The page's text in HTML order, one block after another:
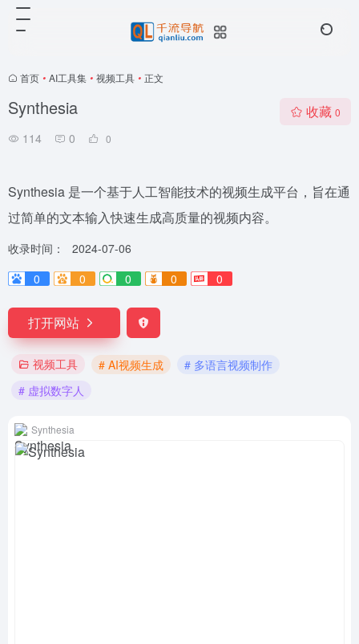
首页 • AI工具集 • 视频工具 • 正文
Synthesia
114 0 0
收藏 0
Synthesia 是一个基于人工智能技术的视频生成平台，旨在通
过简单的文本输入快速生成高质量的视频内容。
收录时间：
2024-07-06
0
0 0 0 0
打开网站
视频工具 # AI视频生成
# 多语言视频制作
# 虚拟数字人
Synthesia